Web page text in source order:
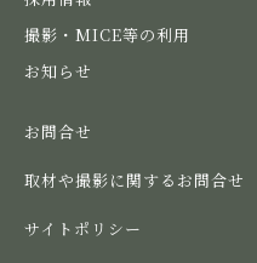
撮影・MICE等の利用
お知らせ
お問合せ
取材や撮影に関するお問合せ
サイトポリシー